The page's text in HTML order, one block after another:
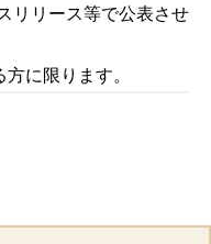
リリース等で公表させ
に限ります。